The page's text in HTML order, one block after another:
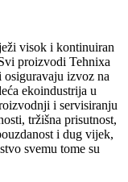
visok i kontinuiran
proizvodi Tehnixa
izvoz na
ekoindustrija u
i servisiranju
tržišna prisutnost,
i dug vijek,
svemu tome su